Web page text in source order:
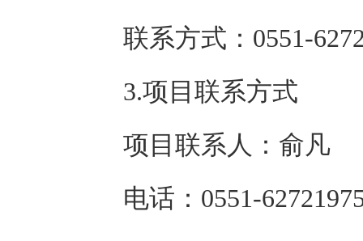
联系方式：0551-
3.项目联系方式
项目联系人：俞凡
电话：0551-